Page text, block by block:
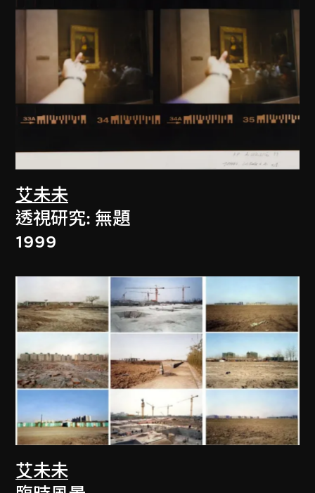
艾未未
透視研究: 無題
1999
艾未未